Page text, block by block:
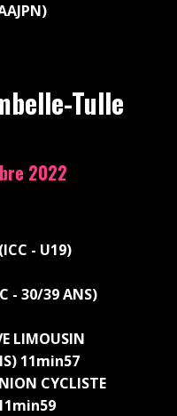
Tulle
2022
- U19)
- 30/39 ANS)
LIMOUSIN
11min57
CYCLISTE